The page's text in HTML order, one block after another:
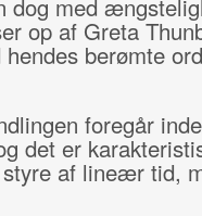
dog med
op af Greta
berømte
foregår
det er
af lineær tid,